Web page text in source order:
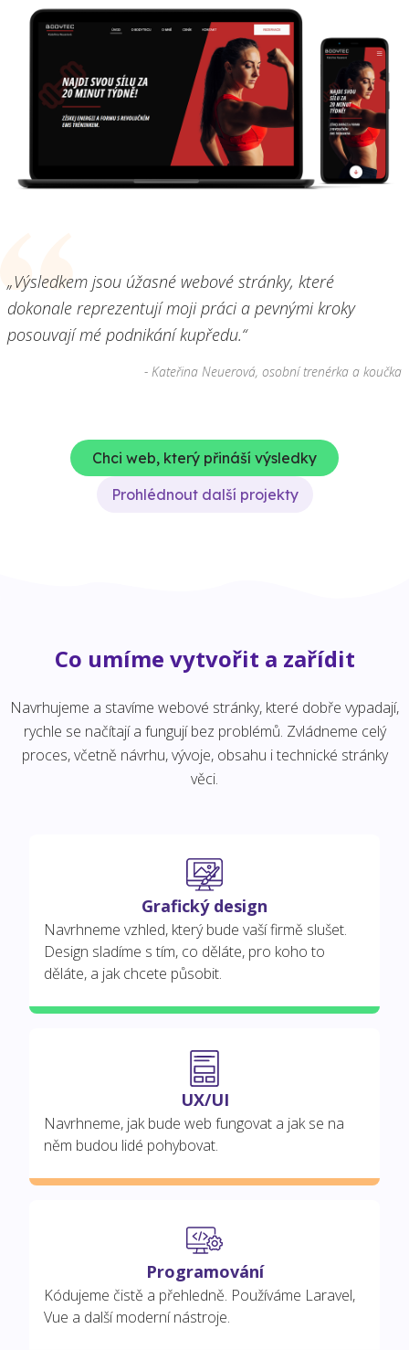
„Výsledkem jsou úžasné webové stránky, které
dokonale reprezentují moji práci a pevnými kroky
posouvají mé podnikání kupředu.“
- Kateřina Neuerová, osobní trenérka a koučka
Chci web, který přináší výsledky
Prohlédnout další projekty
Co umíme vytvořit a zařídit
Navrhujeme a stavíme webové stránky, které dobře vypadají,
rychle se načítají a fungují bez problémů. Zvládneme celý
proces, včetně návrhu, vývoje, obsahu i technické stránky
věci.
Grafický design
Navrhneme vzhled, který bude vaší firmě slušet.
Design sladíme s tím, co děláte, pro koho to
děláte, a jak chcete působit.
UX/UI
Navrhneme, jak bude web fungovat a jak se na
něm budou lidé pohybovat.
Programování
Kódujeme čistě a přehledně. Používáme Laravel,
Vue a další moderní nástroje.